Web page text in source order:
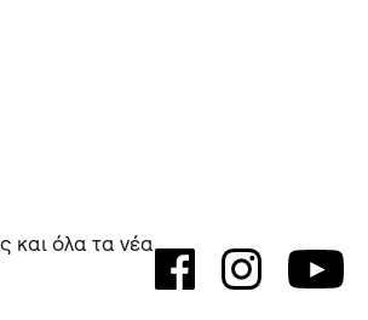
και όλα τα νέα